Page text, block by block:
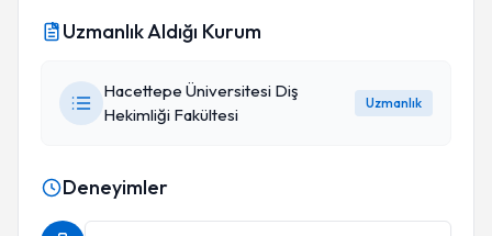
Uzmanlık Aldığı Kurum
Hacettepe Üniversitesi Diş
Hekimliği Fakültesi
Uzmanlık
Deneyimler